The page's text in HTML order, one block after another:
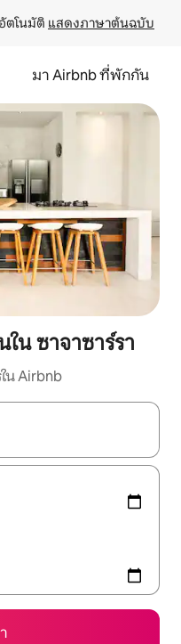
ตโนมัติ แสดงภาษาต้นฉบับ
มา Airbnb ที่พักกัน
น ซาจาซาร์รา
น Airbnb
ด เพื่อสำรวจผลการค้นหา